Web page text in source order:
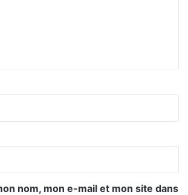
nom, mon e-mail et mon site dans